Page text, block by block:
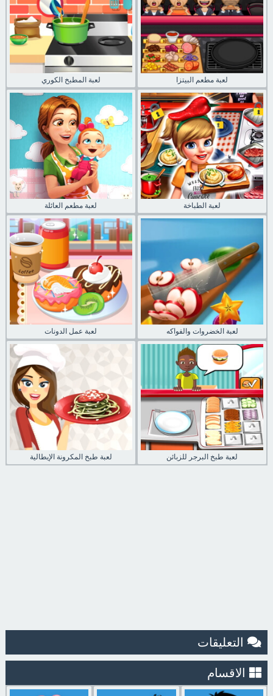
لعبة المطبخ الكوري لعبة مطعم البيتزا
لعبة مطعم العائلة لعبة الطباخة
لعبة عمل الدونات لعبة الخضروات والفواكه
لعبة طبخ المكرونة الإيطالية لعبة طبخ البرجر للزبائن
التعليقات
الاقسام